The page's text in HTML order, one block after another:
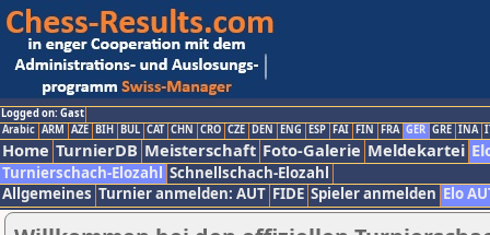
Logged on: Gast
Arabic ARM AZE BIH BUL CAT CHN CRO CZE DEN ENG ESP FAI FIN FRA GER GRE INA
Home TurnierDB Meisterschaft Foto-Galerie Meldekartei
Turnierschach-Elozahl Schnellschach-Elozahl
Allgemeines Turnier anmelden: AUT FIDE Spieler anmelden Elo